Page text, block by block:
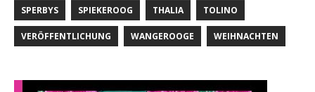
SPERBYS SPIEKEROOG THALIA TOLINO
VERÖFFENTLICHUNG WANGEROOGE WEIHNACHTEN